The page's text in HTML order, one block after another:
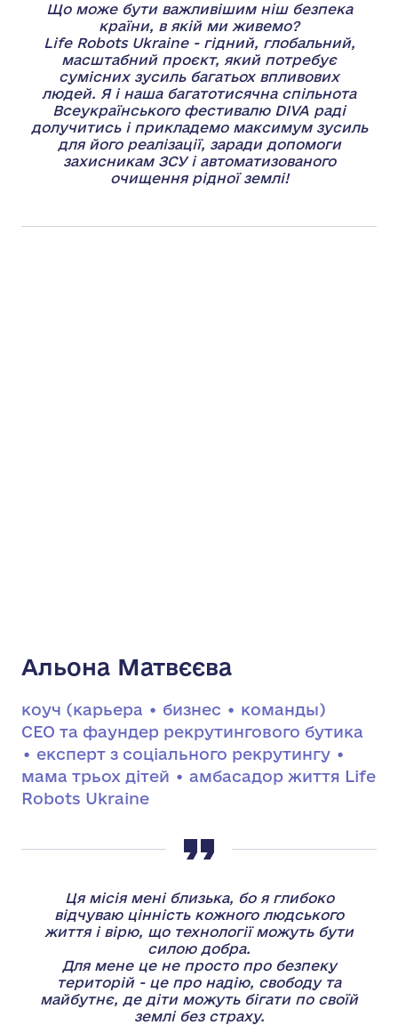
Що може бути важливішим ніш безпека
країни, в якій ми живемо?
Life Robots Ukraine - гідний, глобальний,
масштабний проєкт, який потребує
сумісних зусиль багатьох впливових
людей. Я і наша багатотисячна спільнота
Всеукраїнського фестивалю DIVA раді
долучитись і прикладемо максимум зусиль
для його реалізації, заради допомоги
захисникам ЗСУ і автоматизованого
очищення рідної землі!
Альона Матвєєва
коуч (карьера • бизнес • команды)
CEO та фаундер рекрутингового бутика
• експерт з соціального рекрутингу •
мама трьох дітей • амбасадор життя Life
Robots Ukraine
Ця місія мені близька, бо я глибоко
відчуваю цінність кожного людського
життя і вірю, що технології можуть бути
силою добра.
Для мене це не просто про безпеку
територій - це про надію, свободу та
майбутнє, де діти можуть бігати по своїй
землі без страху.